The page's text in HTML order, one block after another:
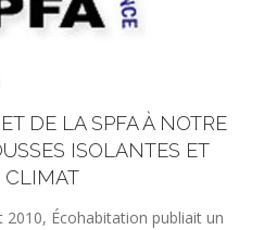
DE LA SPFA À NOTRE
ISOLANTES ET
CLIMAT
Écohabitation publiait un